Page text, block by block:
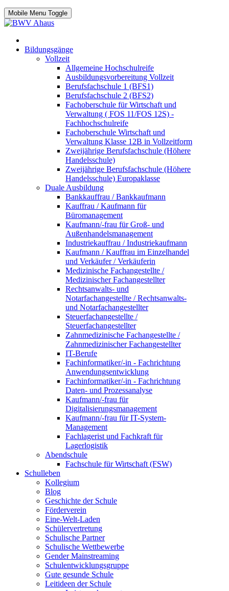
Mobile Menu Toggle
Bildungsgänge
Vollzeit
Allgemeine Hochschulreife
Ausbildungsvorbereitung Vollzeit
Berufsfachschule 1 (BFS1)
Berufsfachschule 2 (BFS2)
Fachoberschule für Wirtschaft und
Verwaltung ( FOS 11/FOS 12S) -
Fachhochschulreife
Fachoberschule Wirtschaft und
Verwaltung Klasse 12B in Vollzeitform
Zweijährige Berufsfachschule (Höhere
Handelsschule)
Zweijährige Berufsfachschule (Höhere
Handelsschule) Europaklasse
Duale Ausbildung
Bankkauffrau / Bankkaufmann
Kauffrau / Kaufmann für
Büromanagement
Kaufmann/-frau für Groß- und
Außenhandelsmanagement
Industriekauffrau / Industriekaufmann
Kaufmann / Kauffrau im Einzelhandel
und Verkäufer / Verkäuferin
Medizinische Fachangestellte /
Medizinischer Fachangestellter
Rechtsanwalts- und
Notarfachangestellte / Rechtsanwalts-
und Notarfachangestellter
Steuerfachangestellte /
Steuerfachangestellter
Zahnmedizinische Fachangestellte /
Zahnmedizinischer Fachangestellter
IT-Berufe
Fachinformatiker/-in - Fachrichtung
Anwendungsentwicklung
Fachinformatiker/-in - Fachrichtung
Daten- und Prozessanalyse
Kaufmann/-frau für
Digitalisierungsmanagement
Kaufmann/-frau für IT-System-
Management
Fachlagerist und Fachkraft für
Lagerlogistik
Abendschule
Fachschule für Wirtschaft (FSW)
Schulleben
Kollegium
Blog
Geschichte der Schule
Förderverein
Eine-Welt-Laden
Schülervertretung
Schulische Partner
Schulische Wettbewerbe
Gender Mainstreaming
Schulentwicklungsgruppe
Gute gesunde Schule
Leitideen der Schule